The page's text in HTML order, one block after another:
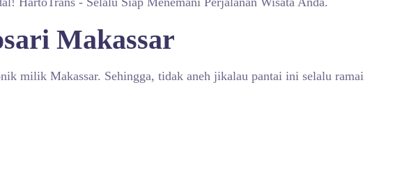
Makassar
milik Makassar. Sehingga, tidak aneh jikalau pantai ini selalu ramai